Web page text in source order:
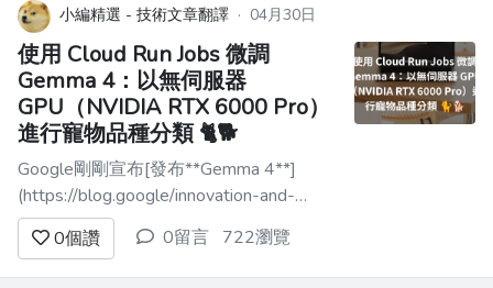
開發環境（IDE）中的程式碼自動補全建
議，而且這些建議還需要我手動驗證。
現...
小編精選 - 技術文章翻譯 · 04月30日
使用 Cloud Run Jobs 微調
Gemma 4：以無伺服器
GPU（NVIDIA RTX 6000 Pro）
進行寵物品種分類 🐈🐕
Google剛剛宣布[發布**Gemma 4**]
(https://blog.google/innovation-and-
ai/technology/developers-tools/gemma-
4/) ！這新一代開放模型帶來了顯著的進
步，尤其是在推理能力和架構效率方面。
0個讚 0留言 722瀏覽